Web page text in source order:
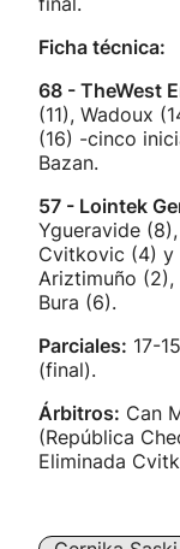
Ficha técnica:
68 - TheWest
(11), Wadoux
(16) -cinco
Bazan.
57 - Lointek
Ygueravide
Cvitkovic (4) y
Ariztimuño (2),
Bura (6).
Parciales: 17-
(final).
Árbitros: Can
(República
Eliminada